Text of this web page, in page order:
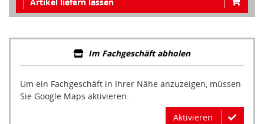
Im Fachgeschäft abholen
Um ein Fachgeschäft in Ihrer Nähe anzuzeigen, müssen
Sie Google Maps aktivieren.
Aktivieren